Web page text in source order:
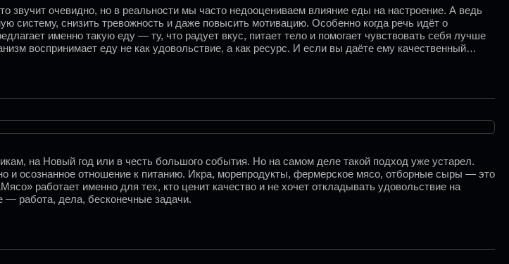
очевидно, но в реальности мы часто недооцениваем влияние еды на настроение. А ведь
систему, снизить тревожность и даже повысить мотивацию. Особенно когда речь идёт о
именно такую еду — ту, что радует вкус, питает тело и помогает чувствовать себя лучше
воспринимает еду не как удовольствие, а как ресурс. И если вы даёте ему качественный
на Новый год или в честь большого события. Но на самом деле такой подход уже устарел.
и осознанное отношение к питанию. Икра, морепродукты, фермерское мясо, отборные сыры — это
работает именно для тех, кто ценит качество и не хочет откладывать удовольствие на
работа, дела, бесконечные задачи.